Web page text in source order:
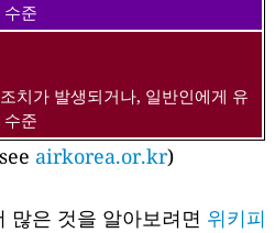
준
치가 발생되거나, 일반인에게 유
준
airkorea.or.kr)
많은 것을 알아보려면 위키피